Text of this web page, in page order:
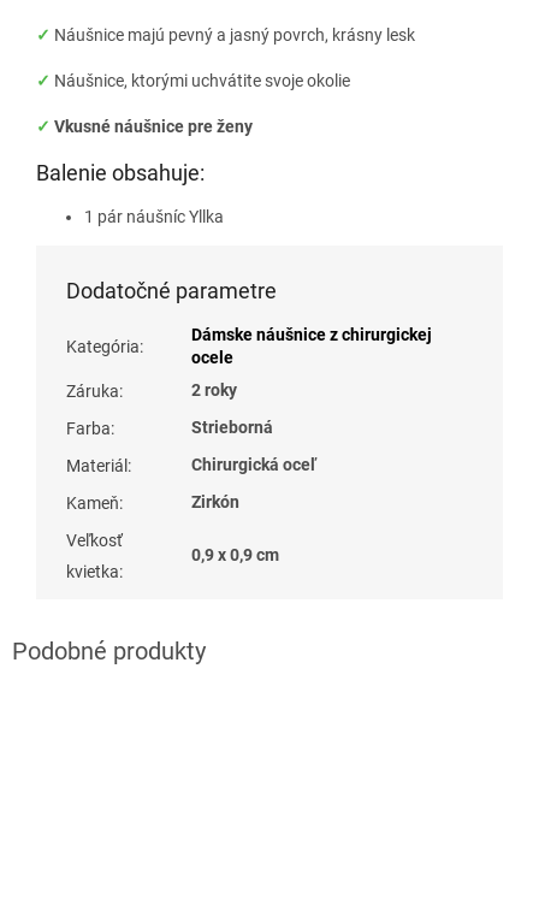
✓ Náušnice majú pevný a jasný povrch, krásny lesk
✓ Náušnice, ktorými uchvátite svoje okolie
✓ Vkusné náušnice pre ženy
Balenie obsahuje:
1 pár náušníc Yllka
Dodatočné parametre
Kategória:
Dámske náušnice z chirurgickej
ocele
Záruka:
2 roky
Farba:
Strieborná
Materiál :
Chirurgická oceľ
Kameň:
Zirkón
Veľkosť
kvietka:
0,9 x 0,9 cm